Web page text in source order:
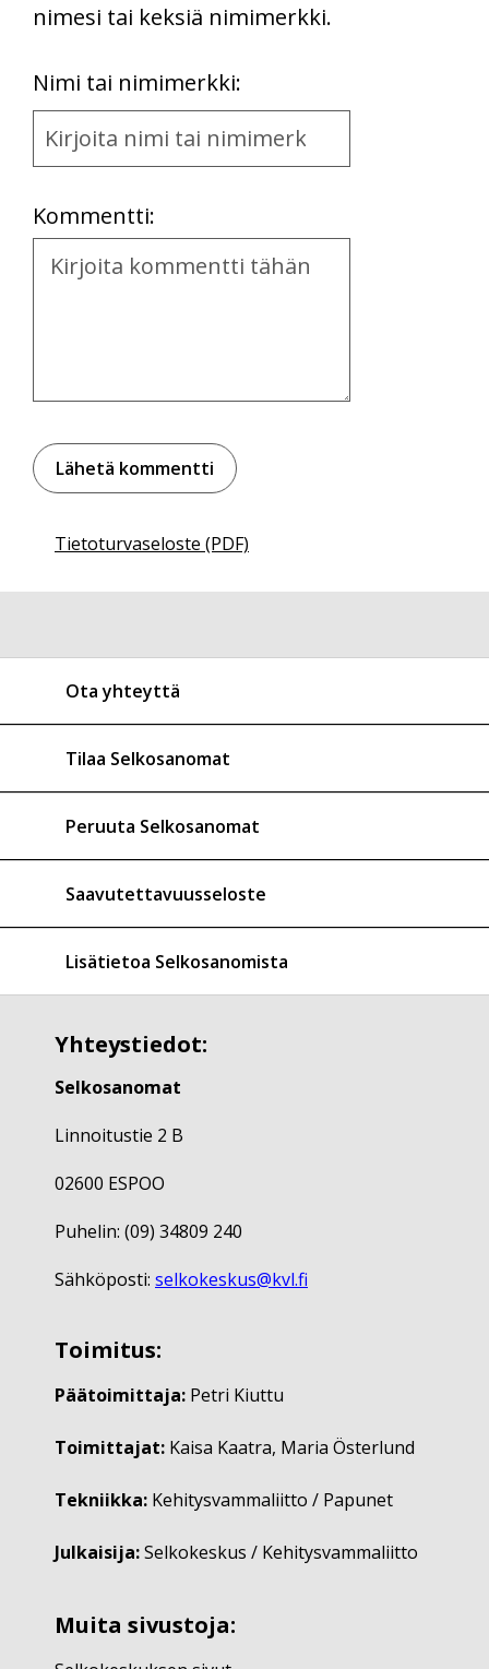
nimesi tai keksiä nimimerkki.
Nimi tai nimimerkki:
Name
and
Kommentti:
Kommentti
Tietoturvaseloste (PDF)
Ota yhteyttä
Tilaa Selkosanomat
Peruuta Selkosanomat
Saavutettavuusseloste
Lisätietoa Selkosanomista
Yhteystiedot:
Selkosanomat
Linnoitustie 2 B
02600 ESPOO
Puhelin: (09) 34809 240
Sähköposti: selkokeskus@kvl.fi
Toimitus:
Päätoimittaja: Petri Kiuttu
Toimittajat: Kaisa Kaatra, Maria Österlund
Tekniikka: Kehitysvammaliitto / Papunet
Julkaisija:Selkokeskus / Kehitysvammaliitto
Muita sivustoja: